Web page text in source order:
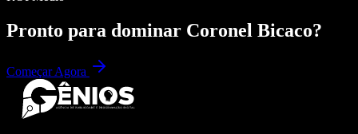
Pronto para dominar Coronel Bicaco?
Começar Agora